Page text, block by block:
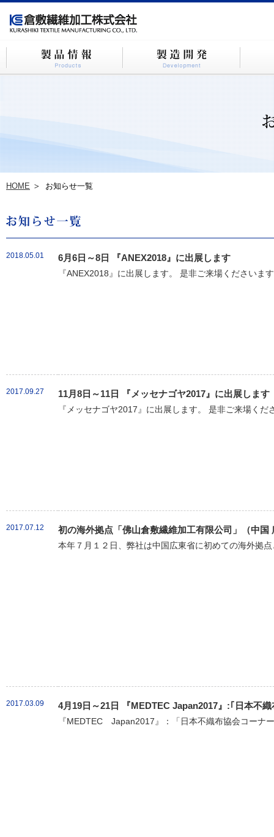
HOME お知らせ一覧
2018.05.01 6月6日～8日 『ANEX2018』に出展します
『ANEX2018』に出展します。 是非ご来場くださ
2017.09.27 11月8日～11日 『メッセナゴヤ2017』に出展します
『メッセナゴヤ2017』に出展します。 是非ご来場
2017.07.12 初の海外拠点「佛山倉敷繊維加工有限公司」（中国
本年７月１２日、弊社は中国広東省に初めての海外拠
2017.03.09 4月19日～21日 『MEDTEC Japan2017』:｢日本不
『MEDTEC Japan2017』：「日本不織布協会コーナ